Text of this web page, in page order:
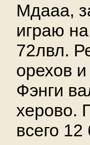
Мдааа,
играю
72лвл.
орехов
Фэнги
херово.
всего